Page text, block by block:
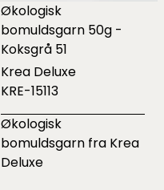
Økologisk
bomuldsgarn 50g -
Koksgrå 51
Krea Deluxe
KRE-15113
Økologisk
bomuldsgarn fra Krea
Deluxe